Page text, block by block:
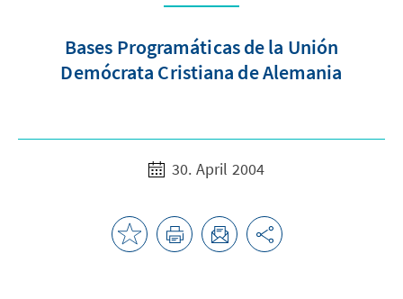
Bases Programáticas de la Unión
Demócrata Cristiana de Alemania
30. April 2004